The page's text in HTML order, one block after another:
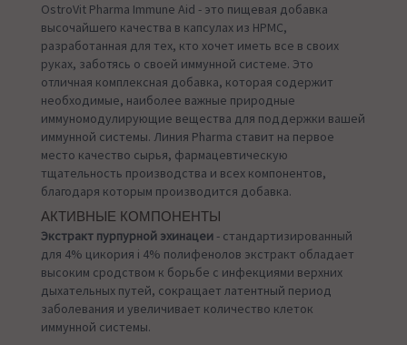
OstroVit Pharma Immune Aid - это пищевая добавка
высочайшего качества в капсулах из HPMC,
разработанная для тех, кто хочет иметь все в своих
руках, заботясь о своей иммунной системе. Это
отличная комплексная добавка, которая содержит
необходимые, наиболее важные природные
иммуномодулирующие вещества для поддержки вашей
иммунной системы. Линия Pharma ставит на первое
место качество сырья, фармацевтическую
тщательность производства и всех компонентов,
благодаря которым производится добавка.
АКТИВНЫЕ КОМПОНЕНТЫ
Экстракт пурпурной эхинацеи - стандартизированный
для 4% цикория i 4% полифенолов экстракт обладает
высоким сродством к борьбе с инфекциями верхних
дыхательных путей, сокращает латентный период
заболевания и увеличивает количество клеток
иммунной системы.